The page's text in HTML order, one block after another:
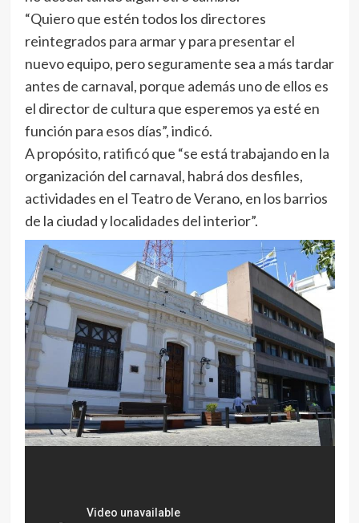
“Quiero que estén todos los directores
reintegrados para armar y para presentar el
nuevo equipo, pero seguramente sea a más tardar
antes de carnaval, porque además uno de ellos es
el director de cultura que esperemos ya esté en
función para esos días”, indicó.
A propósito, ratificó que “se está trabajando en la
organización del carnaval, habrá dos desfiles,
actividades en el Teatro de Verano, en los barrios
de la ciudad y localidades del interior”.